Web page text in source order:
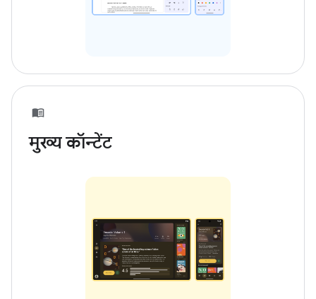
मुख्य कॉन्टेंट